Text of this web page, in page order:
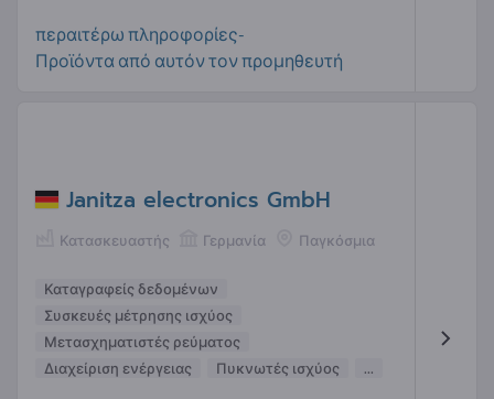
περαιτέρω πληροφορίες-
Προϊόντα από αυτόν τον προμηθευτή
Janitza electronics GmbH
Κατασκευαστής Γερμανία Παγκόσμια
Καταγραφείς δεδομένων
Συσκευές μέτρησης ισχύος
Μετασχηματιστές ρεύματος
Διαχείριση ενέργειας
Πυκνωτές ισχύος ...